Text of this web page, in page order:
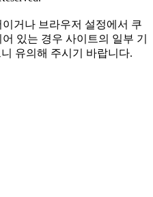
거나 브라우저 설정에서 쿠
있는 경우 사이트의 일부 기
유의해 주시기 바랍니다.